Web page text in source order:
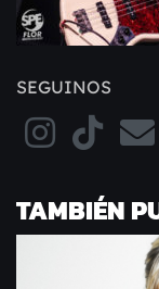
SEGUINOS
TAMBIÉN